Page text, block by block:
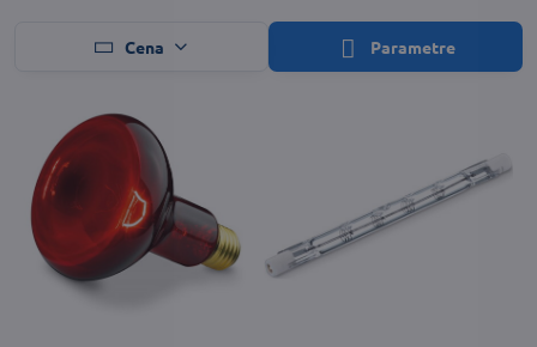
Cena Parametre